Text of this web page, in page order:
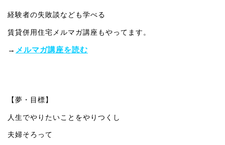
経験者の失敗談なども学べる
賃貸併用住宅メルマガ講座もやってます。
→ メルマガ講座を読む
【夢・目標】
人生でやりたいことをやりつくし
夫婦そろって